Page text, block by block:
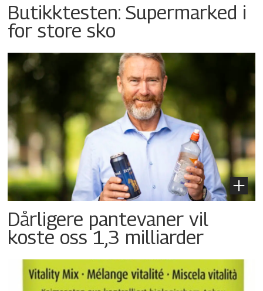
Butikktesten: Supermarked i
for store sko
Dårligere pantevaner vil
koste oss 1,3 milliarder